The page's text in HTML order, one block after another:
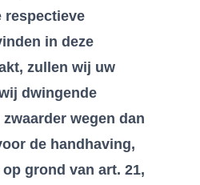
respectieve
in deze
zullen wij uw
dwingende
wegen dan
de handhaving,
grond van art. 21,